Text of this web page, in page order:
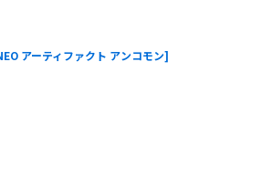
アーティファクト アンコモン]